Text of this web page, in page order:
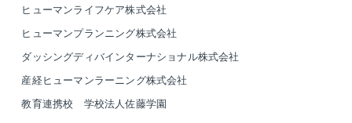
ヒューマンライフケア株式会社
ヒューマンプランニング株式会社
ダッシングディバインターナショナル株式会社
産経ヒューマンラーニング株式会社
教育連携校 学校法人佐藤学園